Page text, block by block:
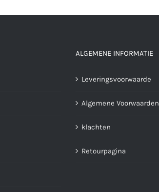
ALGEMENE INFORMATIE
Leveringsvoorwaarde
Algemene Voorwaarden
klachten
Retourpagina